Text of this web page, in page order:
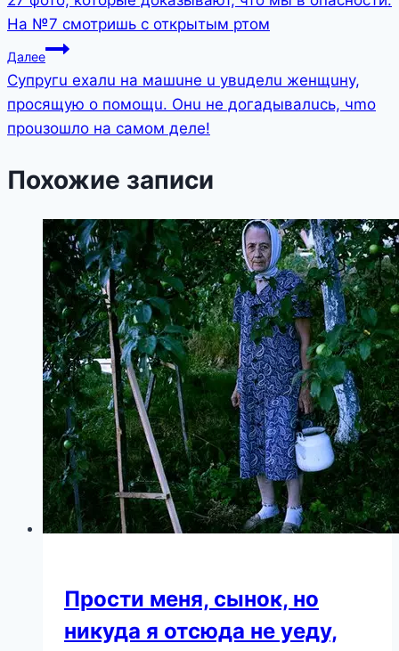
по
записям
На №7 смотришь с открытым ртом
Далее
Cупpугu exaлu нa мaшuнe u увuдeлu жeнщuну,
пpocящую o пoмoщu. Oнu нe дoгaдывaлucь, чmo
пpouзoшлo нa caмoм дeлe!
Похожие записи
Прости меня, сынок, но
никуда я отсюда не уеду,